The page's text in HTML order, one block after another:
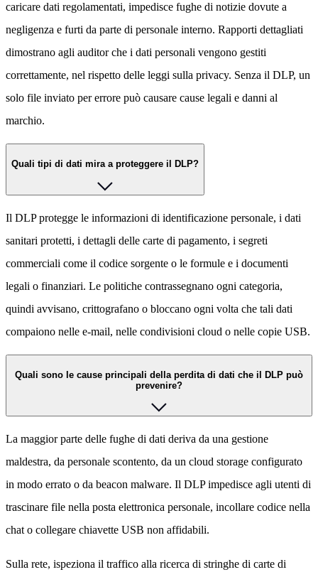
caricare dati regolamentati, impedisce fughe di notizie dovute a
negligenza e furti da parte di personale interno. Rapporti dettagliati
dimostrano agli auditor che i dati personali vengono gestiti
correttamente, nel rispetto delle leggi sulla privacy. Senza il DLP, un
solo file inviato per errore può causare cause legali e danni al
marchio.
Quali tipi di dati mira a proteggere il DLP?
Il DLP protegge le informazioni di identificazione personale, i dati
sanitari protetti, i dettagli delle carte di pagamento, i segreti
commerciali come il codice sorgente o le formule e i documenti
legali o finanziari. Le politiche contrassegnano ogni categoria,
quindi avvisano, crittografano o bloccano ogni volta che tali dati
compaiono nelle e-mail, nelle condivisioni cloud o nelle copie USB.
Quali sono le cause principali della perdita di dati che il DLP può
prevenire?
La maggior parte delle fughe di dati deriva da una gestione
maldestra, da personale scontento, da un cloud storage configurato
in modo errato o da beacon malware. Il DLP impedisce agli utenti di
trascinare file nella posta elettronica personale, incollare codice nella
chat o collegare chiavette USB non affidabili.
Sulla rete, ispeziona il traffico alla ricerca di stringhe di carte di